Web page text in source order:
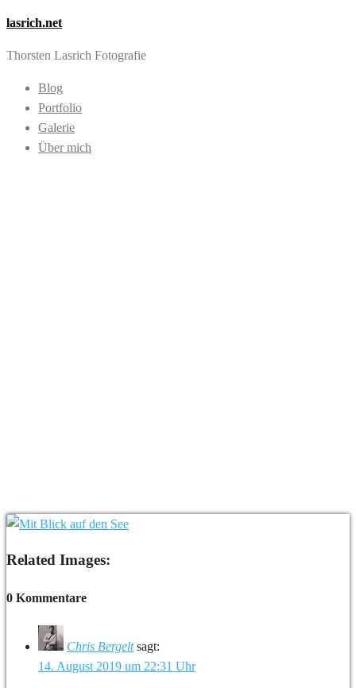
lasrich.net
Thorsten Lasrich Fotografie
Blog
Portfolio
Galerie
Über mich
Related Images:
0 Kommentare
Chris Bergelt sagt:
14. August 2019 um 22:31 Uhr